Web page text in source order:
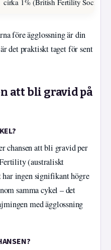
cirka 1% (British Fertility Society)
före ägglossning är din
det praktiskt taget för sent
att bli gravid på
chansen att bli gravid per
(australiskt
ingen signifikant högre
samma cykel – det
med ägglossning